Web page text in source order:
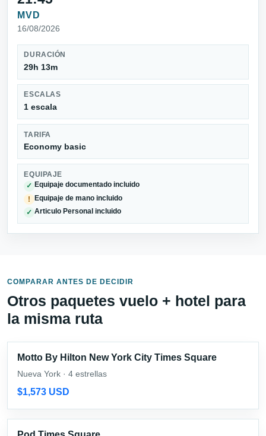
MVD
16/08/2026
DURACIÓN
29h 13m
ESCALAS
1 escala
TARIFA
Economy basic
EQUIPAJE
✓ Equipaje documentado incluido
! Equipaje de mano incluido
✓ Articulo Personal incluido
COMPARAR ANTES DE DECIDIR
Otros paquetes vuelo + hotel para
la misma ruta
Motto By Hilton New York City Times Square
Nueva York · 4 estrellas
$1,573 USD